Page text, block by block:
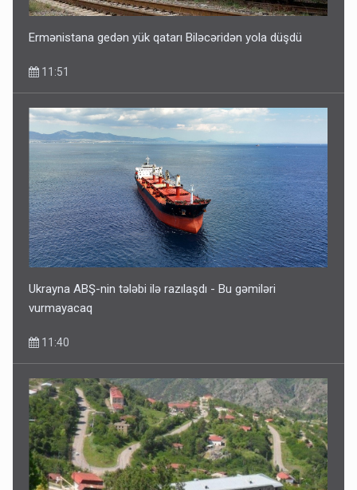
7 Avqust 23:17
Geri çağırılan səfir Abel Məhərrəmovun oğludur - DOSYE
7 Avqust 14:07
Ermənistana gedən yük qatarı Biləcəridən yola düşdü
11:51
Ukrayna ABŞ-nin tələbi ilə razılaşdı - Bu gəmiləri
vurmayacaq
11:40